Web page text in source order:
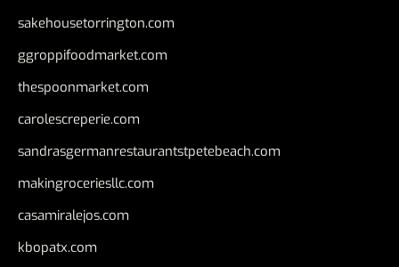
sakehousetorrington.com
ggroppifoodmarket.com
thespoonmarket.com
carolescreperie.com
sandrasgermanrestaurantstpetebeach.com
makingroceriesllc.com
casamiralejos.com
kbopatx.com